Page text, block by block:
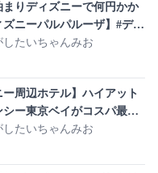
まりディズニーで何円かか
ズニーパルパルーザ】#ディ
#お泊まりディズニー #東
テル
たいちゃんみお
ー周辺ホテル】ハイアット
シー東京ベイがコスパ最
すすめしたいホテル！#デ
ィズニーホテル
たいちゃんみお